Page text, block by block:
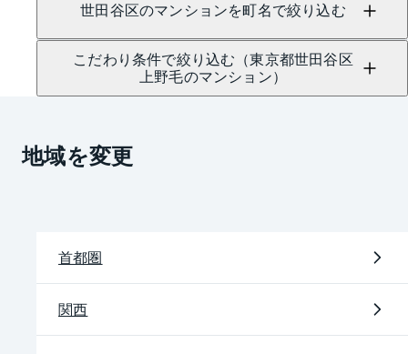
世田谷区のマンションを町名で絞り込む
こだわり条件で絞り込む（東京都世田谷区
上野毛のマンション）
地域を変更
首都圏
関西